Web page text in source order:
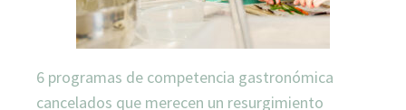
6 programas de competencia gastronómica
cancelados que merecen un resurgimiento